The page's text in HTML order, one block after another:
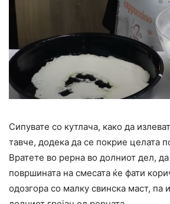
Сипувате со кутлача, како да
тавче, додека да се покрие целата
Вратете во рерна во долниот дел,
површината на смесата ќе фати
одозгора со малку свинска маст, па